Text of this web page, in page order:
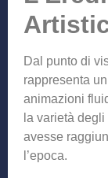
Dal punto di
rappresenta
animazioni
la varietà
avesse
l’epoca.